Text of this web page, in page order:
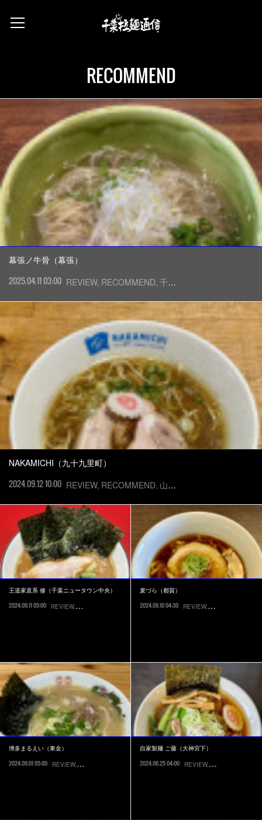
RECOMMEND
幕張ノ牛骨（幕張）
2025.04.11 03:00 REVIEW RECOMMEND 千葉市花見川区
NAKAMICHI（九十九里町）
2024.09.12 10:00 REVIEW RECOMMEND 山武郡
王道家直系 修（千葉ニュータウン中央）
2024.09.11 05:00 REVIEW RECOMMEND
麦づら（都賀）
2024.09.10 04:30 REVIEW RECOMMEND
博多まるえい（東金）
2024.09.01 05:00 REVIEW RECOMMEND
自家製麺 ご藤（大神宮下）
2024.06.25 04:00 REVIEW RECOMMEND